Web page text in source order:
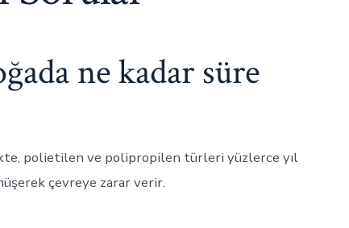
ne kadar süre
polietilen ve polipropilen türleri yüzlerce yıl
çevreye zarar verir.